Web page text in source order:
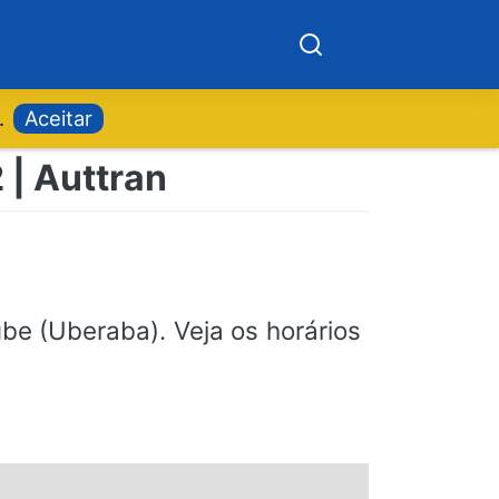
Aceitar
| Auttran
(Uberaba). Veja os horários